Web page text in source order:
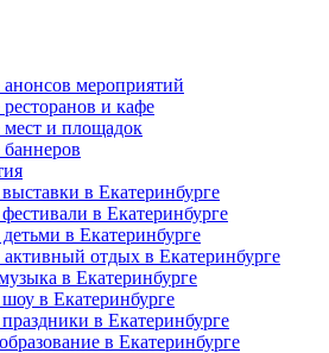
мероприятий
и кафе
и площадок
в Екатеринбурге
в Екатеринбурге
в Екатеринбурге
отдых в Екатеринбурге
в Екатеринбурге
в Екатеринбурге
в Екатеринбурге
в Екатеринбурге